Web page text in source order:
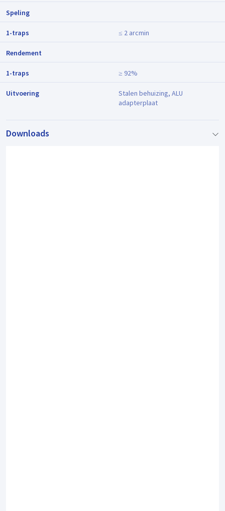
Speling
1-traps ≤ 2 arcmin
Rendement
1-traps ≥ 92%
Uitvoering
Stalen behuizing, ALU
adapterplaat
Downloads